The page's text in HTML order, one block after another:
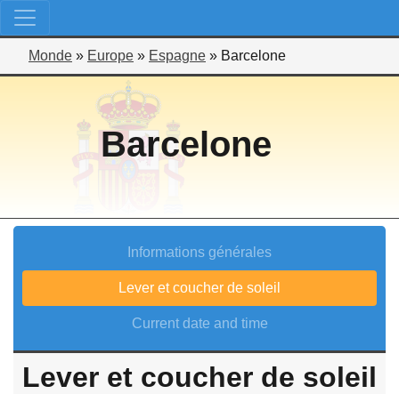
Monde » Europe » Espagne » Barcelone
Barcelone
Informations générales
Lever et coucher de soleil
Current date and time
Lever et coucher de soleil